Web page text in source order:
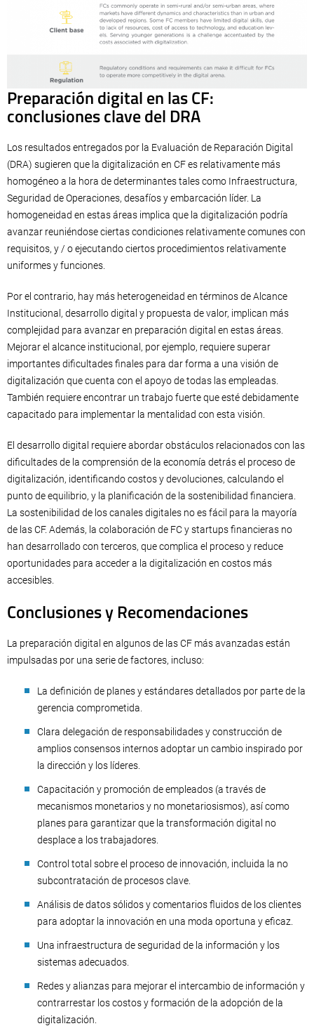
Preparación digital en las CF:
conclusiones clave del DRA
Los resultados entregados por la Evaluación de Reparación Digital
(DRA) sugieren que la digitalización en CF es relativamente más
homogéneo a la hora de determinantes tales como Infraestructura,
Seguridad de Operaciones, desafíos y embarcación líder. La
homogeneidad en estas áreas implica que la digitalización podría
avanzar reuniéndose ciertas condiciones relativamente comunes con
requisitos, y / o ejecutando ciertos procedimientos relativamente
uniformes y funciones.
Por el contrario, hay más heterogeneidad en términos de Alcance
Institucional, desarrollo digital y propuesta de valor, implican más
complejidad para avanzar en preparación digital en estas áreas.
Mejorar el alcance institucional, por ejemplo, requiere superar
importantes dificultades finales para dar forma a una visión de
digitalización que cuenta con el apoyo de todas las empleadas.
También requiere encontrar un trabajo fuerte que esté debidamente
capacitado para implementar la mentalidad con esta visión.
El desarrollo digital requiere abordar obstáculos relacionados con las
dificultades de la comprensión de la economía detrás el proceso de
digitalización, identificando costos y devoluciones, calculando el
punto de equilibrio, y la planificación de la sostenibilidad financiera.
La sostenibilidad de los canales digitales no es fácil para la mayoría
de las CF. Además, la colaboración de FC y startups financieras no
han desarrollado con terceros, que complica el proceso y reduce
oportunidades para acceder a la digitalización en costos más
accesibles.
Conclusiones y Recomendaciones
La preparación digital en algunos de las CF más avanzadas están
impulsadas por una serie de factores, incluso:
La definición de planes y estándares detallados por parte de la
gerencia comprometida.
Clara delegación de responsabilidades y construcción de
amplios consensos internos adoptar un cambio inspirado por
la dirección y los líderes.
Capacitación y promoción de empleados (a través de
mecanismos monetarios y no monetariosismos), así como
planes para garantizar que la transformación digital no
desplace a los trabajadores.
Control total sobre el proceso de innovación, incluida la no
subcontratación de procesos clave.
Análisis de datos sólidos y comentarios fluidos de los clientes
para adoptar la innovación en una moda oportuna y eficaz.
Una infraestructura de seguridad de la información y los
sistemas adecuados.
Redes y alianzas para mejorar el intercambio de información y
contrarrestar los costos y formación de la adopción de la
digitalización.